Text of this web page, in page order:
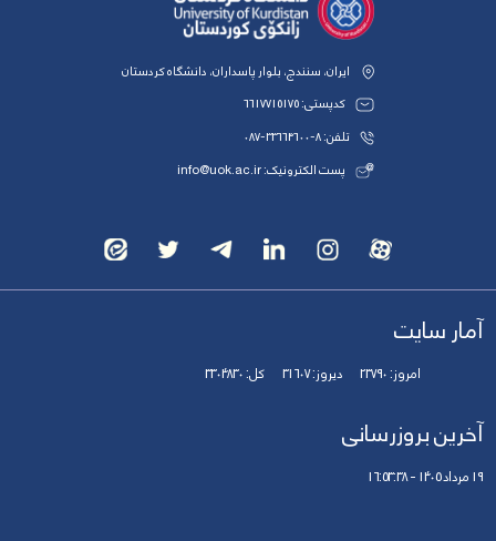
ایران، سنندج، بلوار پاسداران، دانشگاه کردستان
کدپستی: 6617715175
تلفن: 8-33664600-087
پست الکترونیک: info@uok.ac.ir
آمار سایت
امروز:23790 دیروز:31607 کل:3304830
آخرین بروزرسانی
19 مرداد 1405 - 16:53:38